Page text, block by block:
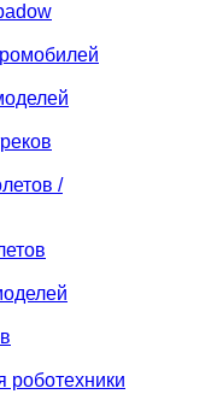
/
роботехники